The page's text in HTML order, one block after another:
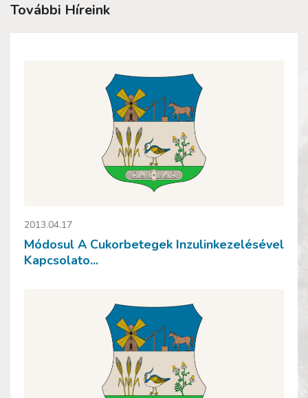
További Híreink
2013.04.17
Módosul A Cukorbetegek Inzulinkezelésével
Kapcsolato...